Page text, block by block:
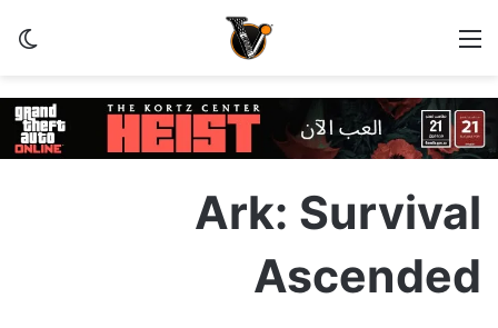
القائمة
Ark: Survival
Ascended